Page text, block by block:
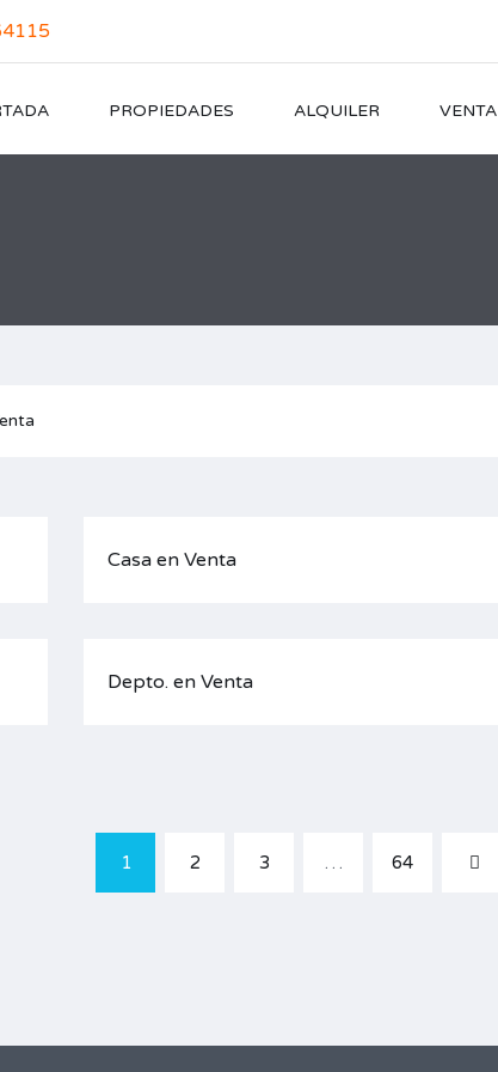
PROPIEDADES ALQUILER VENTA
Casa en Venta
Depto. en Venta
1 2 3 … 64